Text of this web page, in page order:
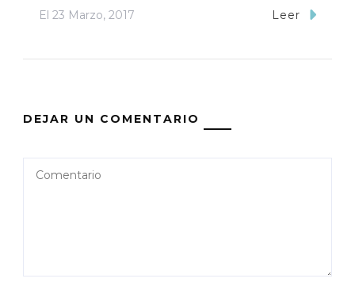
El 23 Marzo, 2017 Leer
DEJAR UN COMENTARIO